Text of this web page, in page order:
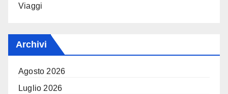
Viaggi
Archivi
Agosto 2026
Luglio 2026